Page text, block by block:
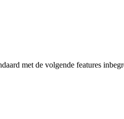
met de volgende features